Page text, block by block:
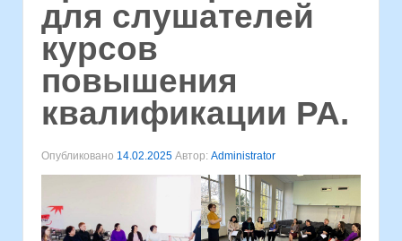
для слушателей
курсов
повышения
квалификации РА.
Опубликовано 14.02.2025 Автор: Administrator